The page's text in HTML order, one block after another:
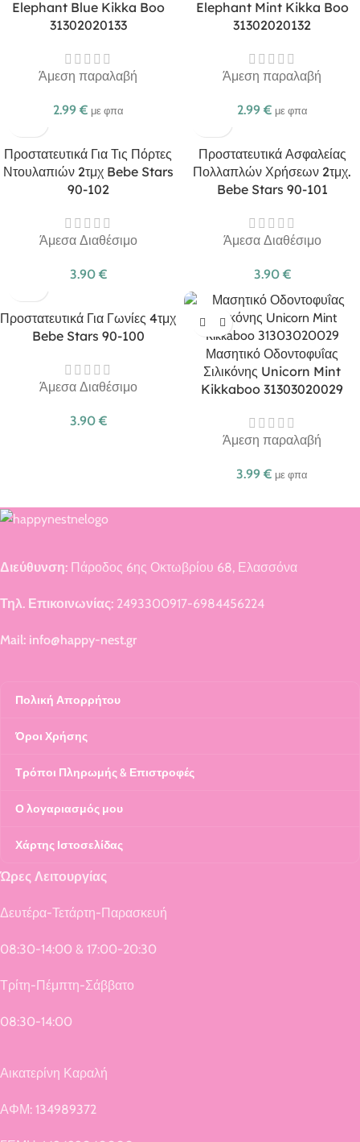
Elephant Blue Kikka Boo
31302020133
Άμεση παραλαβή
2.99 € με φπα
Elephant Mint Kikka Boo
31302020132
Άμεση παραλαβή
2.99 € με φπα
Προστατευτικά Για Τις Πόρτες
Ντουλαπιών 2τμχ Bebe Stars
90-102
Άμεσα Διαθέσιμο
3.90 €
Προστατευτικά Ασφαλείας
Πολλαπλών Χρήσεων 2τμχ.
Bebe Stars 90-101
Άμεσα Διαθέσιμο
3.90 €
Προστατευτικά Για Γωνίες 4τμχ
Bebe Stars 90-100
Άμεσα Διαθέσιμο
3.90 €
Μασητικό Οδοντοφυΐας
Σιλικόνης Unicorn Mint
Kikkaboo 31303020029
Άμεση παραλαβή
3.99 € με φπα
Διεύθυνση: Πάροδος 6ης Οκτωβρίου 68, Ελασσόνα
Τηλ. Επικοινωνίας: 2493300917-6984456224
Mail: info@happy-nest.gr
Πολική Απορρήτου
Όροι Χρήσης
Τρόποι Πληρωμής & Επιστροφές
Ο λογαριασμός μου
Χάρτης Ιστοσελίδας
Ώρες Λειτουργίας
Δευτέρα-Τετάρτη-Παρασκευή
08:30-14:00 & 17:00-20:30
Τρίτη-Πέμπτη-Σάββατο
08:30-14:00
Αικατερίνη Καραλή
ΑΦΜ: 134989372